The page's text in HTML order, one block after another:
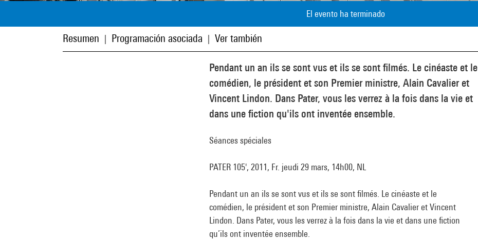
El evento ha terminado
Resumen Programación asociada Ver también
Pendant un an ils se sont vus et ils se sont filmés. Le cinéaste et le
comédien, le président et son Premier ministre, Alain Cavalier et
Vincent Lindon. Dans Pater, vous les verrez à la fois dans la vie et
dans une fiction qu'ils ont inventée ensemble.
Séances spéciales
PATER 105', 2011, Fr. jeudi 29 mars, 14h00, NL
Pendant un an ils se sont vus et ils se sont filmés. Le cinéaste et le
comédien, le président et son Premier ministre, Alain Cavalier et Vincent
Lindon. Dans Pater, vous les verrez à la fois dans la vie et dans une fiction
qu’ils ont inventée ensemble.